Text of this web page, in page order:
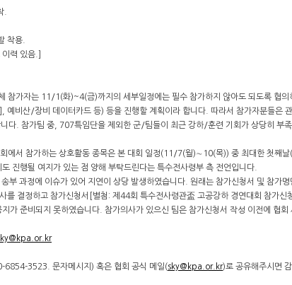
.
착용.
력 있음.]
참가자는 11/1(화)~4(금)까지의 세부일정에는 필수 참가하지 않아도 되도록 협
비산/장비 데이터카드 등) 등을 진행할 계획이라 합니다. 따라서 참가자분들은
다. 참가팀 중, 707특임단을 제외한 군/팀들이 최근 강하/훈련 기회가 상당히 부
에서 참가하는 상호활동 종목은 본 대회 일정(11/7(월)∼10(목)) 중 최대한 첫째
진행될 여지가 있는 점 양해 부탁드린다는 특수전사령부 측 전언입니다.
부 과정에 이슈가 있어 지연이 상당 발생하였습니다. 원래는 참가신청서 및 참가
를 결정하고 참가신청서[별첨: 제44회 특수전사령관盃 고공강하 경연대회 참가신
가 준비되지 못하였습니다. 참가의사가 있으신 팀은 참가신청서 작성 이전에 협회
6854-3523. 문자메시지) 혹은 협회 공식 메일(sky@kpa.or.kr)로 공유해주시면